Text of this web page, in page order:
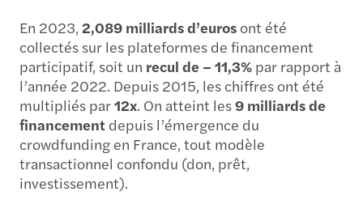
En 2023, 2,089 milliards d’euros ont été
collectés sur les plateformes de financement
participatif, soit un recul de – 11,3% par rapport à
l’année 2022. Depuis 2015, les chiffres ont été
multipliés par12x. On atteint les9 milliards de
financement depuis l’émergence du
crowdfunding en France, tout modèle
transactionnel confondu (don, prêt,
investissement).